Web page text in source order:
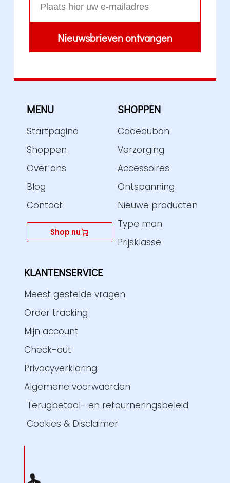
Nieuwsbrieven ontvangen
t
r
a
i
v
:
MENU
Startpagina
Shoppen
Over ons
Blog
Contact
Shop nu
SHOPPEN
Cadeaubon
Verzorging
Accessoires
Ontspanning
Nieuwe producten
Type man
Prijsklasse
KLANTENSERVICE
Meest gestelde vragen
Order tracking
Mijn account
Check-out
Privacyverklaring
Algemene voorwaarden
Terugbetaal- en retourneringsbeleid
Cookies & Disclaimer